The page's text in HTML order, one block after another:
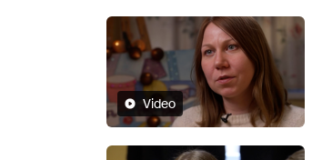
Video